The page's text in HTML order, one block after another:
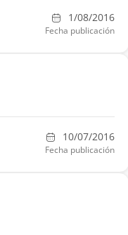
1/08/2016
Fecha publicación
10/07/2016
Fecha publicación